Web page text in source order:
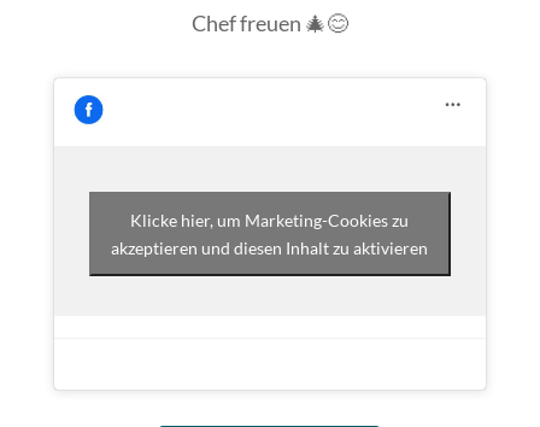
Chef freuen 🎄😊
Klicke hier, um Marketing-Cookies zu
akzeptieren und diesen Inhalt zu aktivieren